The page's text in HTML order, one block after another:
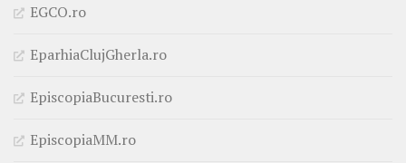
EGCO.ro
EparhiaClujGherla.ro
EpiscopiaBucuresti.ro
EpiscopiaMM.ro